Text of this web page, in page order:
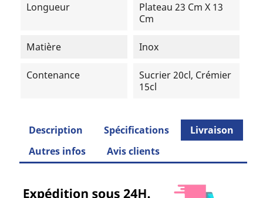
Longueur
Plateau 23 Cm X 13
Cm
Matière Inox
Contenance
Sucrier 20cl, Crémier
15cl
Description Spécifications
Livraison
Autres infos
Avis clients